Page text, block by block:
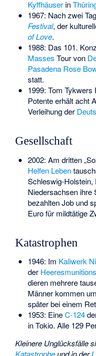
Kyffhäuserin
1967: Nach zwei
Festival, der
of Love.
1988: Das 101.
Masses Tour von
Pasadena Rose
statt.
1999: Tom Tykwers
Potente erhält acht
Verleihung der
Gesellschaft
2002: Am dritten
Helfen Leben
Schleswig-Holstein,
Niedersachsen ihre
bezahlten Job und
Euro für mildtätige
Katastrophen
1946: Im Kaliwerk
der
dieren mehrere
Männer kommen
später bei einem
1953: EineC-124
in Tokio. Alle 129
Kleinere Unglücksfälle
Katastropheund in der